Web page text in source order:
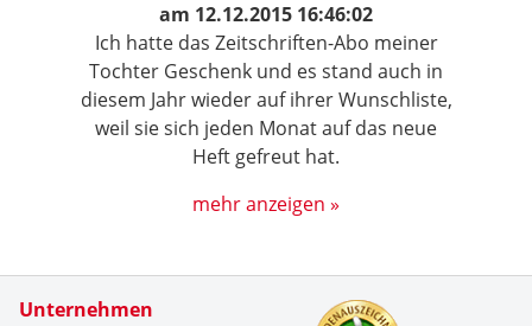
am 12.12.2015 16:46:02
Ich hatte das Zeitschriften-Abo meiner
Tochter Geschenk und es stand auch in
diesem Jahr wieder auf ihrer Wunschliste,
weil sie sich jeden Monat auf das neue
Heft gefreut hat.
mehr anzeigen »
Unternehmen
Zertifikate